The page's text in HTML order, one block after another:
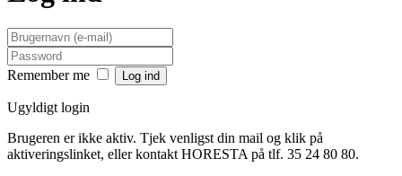
Remember me
Ugyldigt login
Brugeren er ikke aktiv. Tjek venligst din mail og klik på
aktiveringslinket, eller kontakt HORESTA på tlf. 35 24 80 80.